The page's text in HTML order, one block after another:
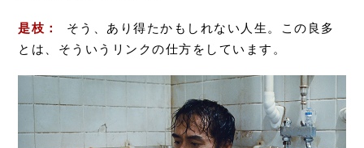
是枝：
そう、あり得たかもしれない人生。この良多
とは、そういうリンクの仕方をしています。